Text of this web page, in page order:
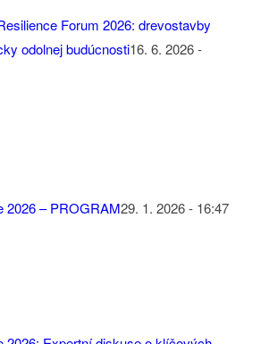
Forum 2026: drevostavby
odolnej budúcnosti16. 6. 2026 -
2026 – PROGRAM29. 1. 2026 - 16:47